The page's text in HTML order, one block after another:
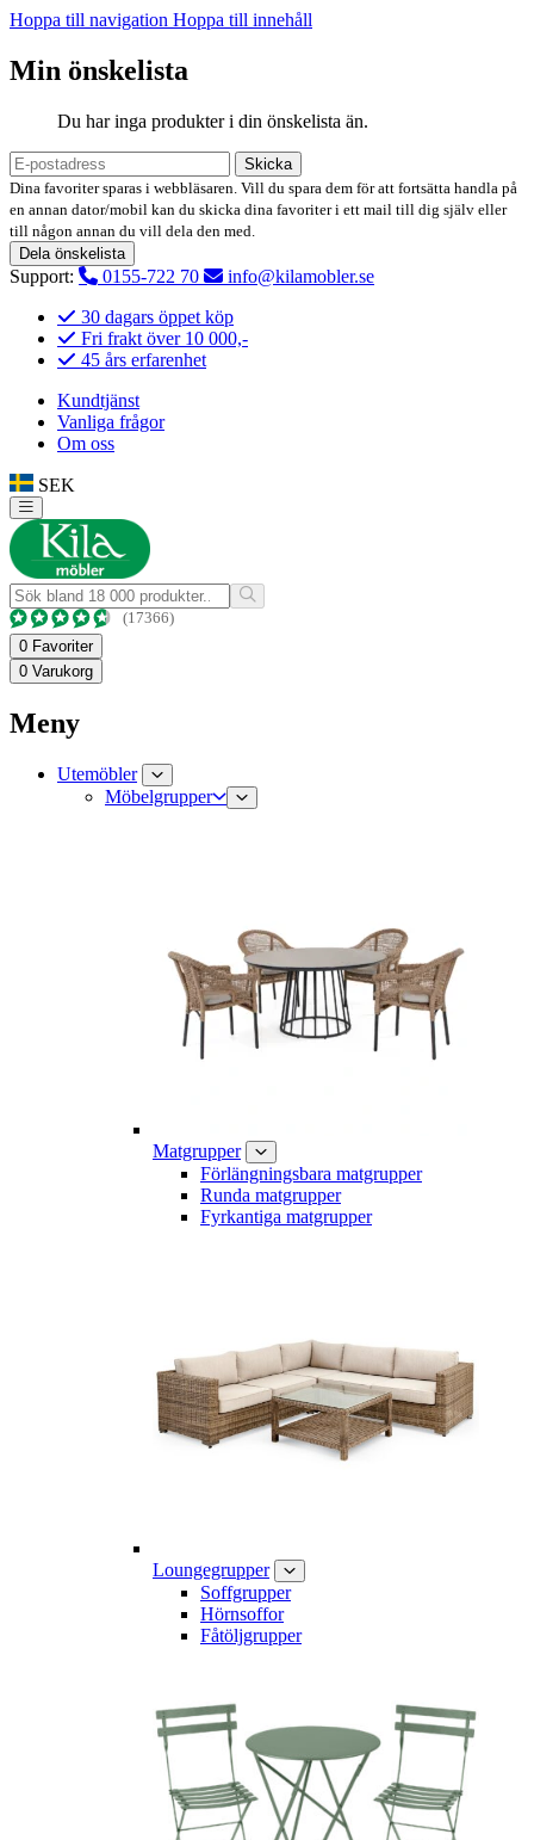
Hoppa till navigation Hoppa till innehåll
Min önskelista
Du har inga produkter i din önskelista än.
Skicka
Dina favoriter sparas i webbläsaren. Vill du spara dem för att fortsätta handla på
en annan dator/mobil kan du skicka dina favoriter i ett mail till dig själv eller
till någon annan du vill dela den med.
Dela önskelista
Support: 0155-722 70
info@kilamobler.se
30 dagars öppet köp
Fri frakt över 10 000,-
45 års erfarenhet
Kundtjänst
Vanliga frågor
Om oss
SEK
(17366)
0 Favoriter
0 Varukorg
Meny
Utemöbler
Möbelgrupper
Matgrupper
Förlängningsbara matgrupper
Runda matgrupper
Fyrkantiga matgrupper
Loungegrupper
Soffgrupper
Hörnsoffor
Fåtöljgrupper